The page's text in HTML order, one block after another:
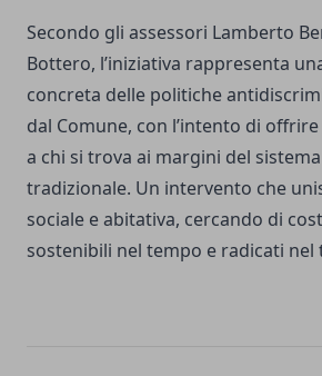
Secondo gli assessori Lamberto
Bottero, l’iniziativa rappresenta
concreta delle politiche
dal Comune, con l’intento di
a chi si trova ai margini del
tradizionale. Un intervento che
sociale e abitativa, cercando di
sostenibili nel tempo e radicati